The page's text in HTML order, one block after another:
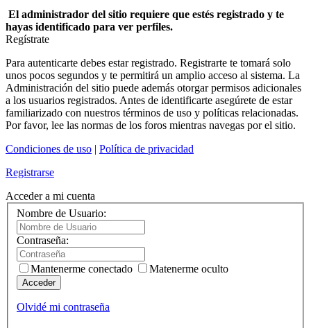
El administrador del sitio requiere que estés registrado y te
hayas identificado para ver perfiles.
Regístrate
Para autenticarte debes estar registrado. Registrarte te tomará solo
unos pocos segundos y te permitirá un amplio acceso al sistema. La
Administración del sitio puede además otorgar permisos adicionales
a los usuarios registrados. Antes de identificarte asegúrete de estar
familiarizado con nuestros términos de uso y políticas relacionadas.
Por favor, lee las normas de los foros mientras navegas por el sitio.
Condiciones de uso | Política de privacidad
Registrarse
Acceder a mi cuenta
Nombre de Usuario:
Contraseña:
Mantenerme conectado Matenerme oculto
Acceder
Olvidé mi contraseña